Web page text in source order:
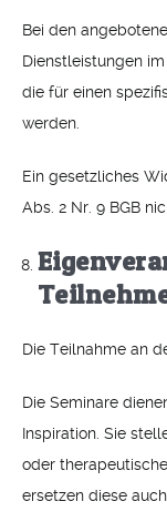
Bei den
Dienstleistungen
die für einen
werden.
Ein gesetzliches
Abs. 2 Nr. 9 BGB
Die Teilnahme an
Die Seminare
Inspiration. Sie
oder
ersetzen diese